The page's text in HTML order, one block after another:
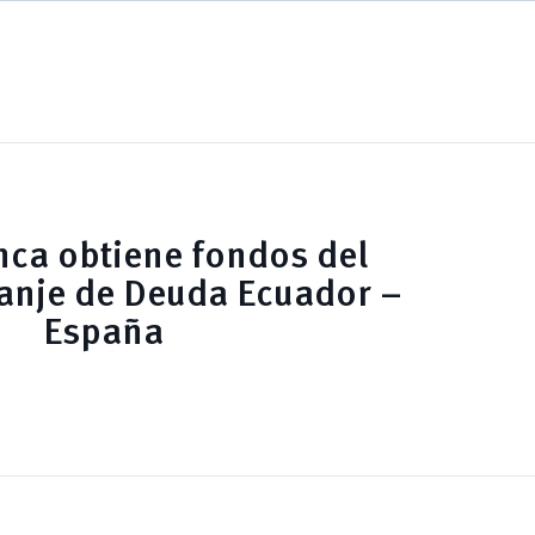
obtiene fondos del
de Deuda Ecuador –
España